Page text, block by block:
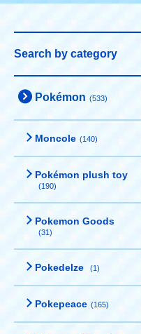
Search by category
Pokémon (533)
Moncole (140)
Pokémon plush toy
(190)
Pokemon Goods
(31)
Pokedelze (1)
Pokepeace (165)